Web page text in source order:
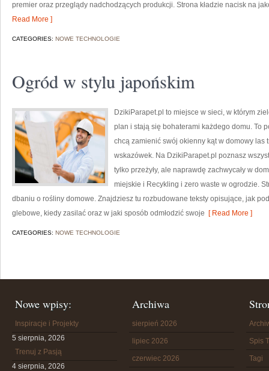
premier oraz przeglądy nadchodzących produkcji. Strona kładzie nacisk na
Read More ]
CATEGORIES: NOWE TECHNOLOGIE
Ogród w stylu japońskim
DzikiParapet.pl to miejsce w sieci, w którym
plan i stają się bohaterami każdego domu. To
chcą zamienić swój okienny kąt w domowy las
wskazówek. Na DzikiParapet.pl poznasz
tylko przeżyły, ale naprawdę zachwycały w
miejskie i Recykling i zero waste w ogrodzie.
dbaniu o rośliny domowe. Znajdziesz tu rozbudowane teksty opisujące, jak
glebowe, kiedy zasilać oraz w jaki sposób odmłodzić swoje [ Read More ]
CATEGORIES: NOWE TECHNOLOGIE
Nowe wpisy:
Inspiracje i Projekty
5 sierpnia, 2026
Trenuj z Pasją
4 sierpnia, 2026
Archiwa
sierpień 2026
lipiec 2026
czerwiec 2026
Spis
Tagi